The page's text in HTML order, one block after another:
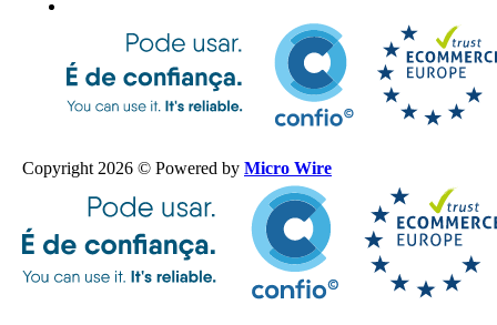
Copyright 2026 © Powered by Micro Wire